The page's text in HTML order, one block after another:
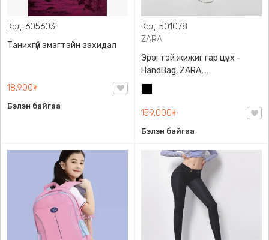
Код: 605603
Танихгүй эмэгтэйн захидал
18,900₮
Бэлэн байгаа
Код: 501078
ZARA
Эрэгтэй жижиг гар цүнх -
HandBag, ZARA,
3720/005/040, PU арьс
159,000₮
Бэлэн байгаа